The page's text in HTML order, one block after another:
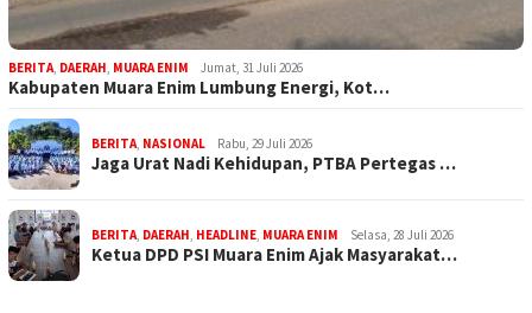
BERITA, DAERAH, MUARA ENIM Jumat, 31 Juli 2026
Kabupaten Muara Enim Lumbung Energi, Kot…
BERITA, NASIONAL Rabu, 29 Juli 2026
Jaga Urat Nadi Kehidupan, PTBA Pertegas …
BERITA, DAERAH, HEADLINE, MUARA ENIM Selasa, 28 Juli 2026
Ketua DPD PSI Muara Enim Ajak Masyarakat…